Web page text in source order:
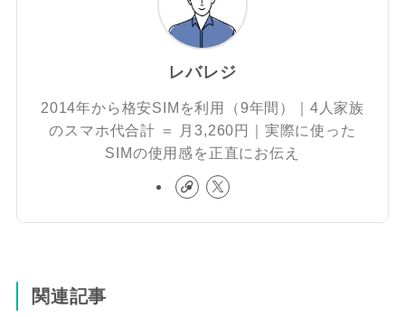
レバレジ
2014年から格安SIMを利用（9年間）｜4人家族
のスマホ代合計 ＝ 月3,260円｜実際に使った
SIMの使用感を正直にお伝え
関連記事